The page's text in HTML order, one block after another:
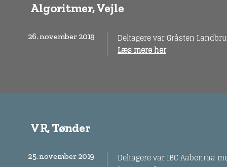
Algoritmer, Vejle
26. november 2019
Deltagere var Gråsten
Læs mere her
VR, Tønder
25. november 2019
Deltagere var IBC Aabenraa